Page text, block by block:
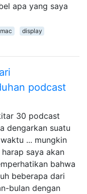
apa yang saya
display
podcast
30 podcast
dengarkan suatu
... mungkin
saya akan
bahwa
beberapa dari
bulan dengan